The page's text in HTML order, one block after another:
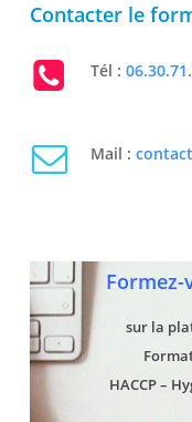
Contacter le
Tél :
Mail :
sur la
HACCP –